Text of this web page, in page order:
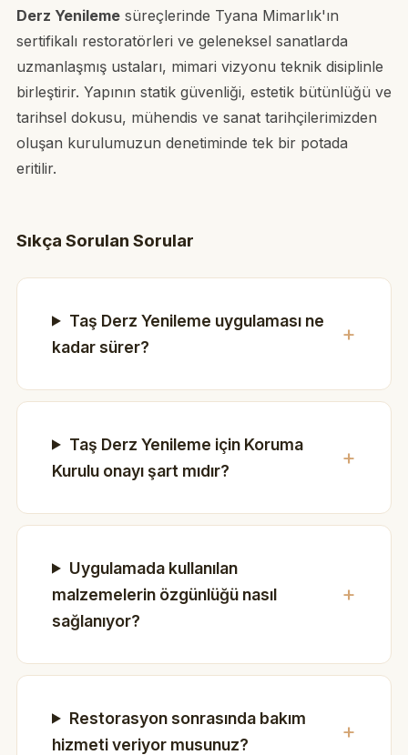
Derz Yenilemesüreçlerinde Tyana Mimarlık'ın
sertifikalı restoratörleri ve geleneksel sanatlarda
uzmanlaşmış ustaları, mimari vizyonu teknik disiplinle
birleştirir. Yapının statik güvenliği, estetik bütünlüğü ve
tarihsel dokusu, mühendis ve sanat tarihçilerimizden
oluşan kurulumuzun denetiminde tek bir potada
eritilir.
Sıkça Sorulan Sorular
Taş Derz Yenileme uygulaması ne
kadar sürer?
Taş Derz Yenileme için Koruma
Kurulu onayı şart mıdır?
Uygulamada kullanılan
malzemelerin özgünlüğü nasıl
sağlanıyor?
Restorasyon sonrasında bakım
hizmeti veriyor musunuz?